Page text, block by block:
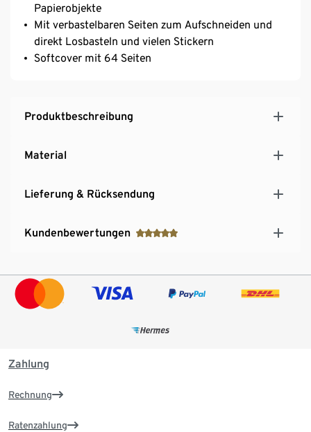
Papierobjekte
Mit verbastelbaren Seiten zum Aufschneiden und
direkt Losbasteln und vielen Stickern
Softcover mit 64 Seiten
Produktbeschreibung
Material
Lieferung & Rücksendung
Kundenbewertungen
Zahlung
Rechnung
Ratenzahlung